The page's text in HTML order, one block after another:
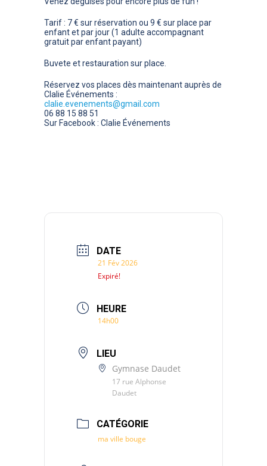
Tarif: 7 € sur réservation ou 9 € sur place par
enfant et par jour (1 adulte accompagnant
gratuit par enfant payant)
Buvete et restauration sur place.
Réservez vos places dès maintenant auprès de
Clalie Événements :
clalie.evenements@gmail.com
06 88 15 88 51
Sur Facebook : Clalie Événements
DATE
21 Fév 2026
Expiré!
HEURE
14h00
LIEU
Gymnase Daudet
17 rue Alphonse
Daudet
CATÉGORIE
ma ville bouge